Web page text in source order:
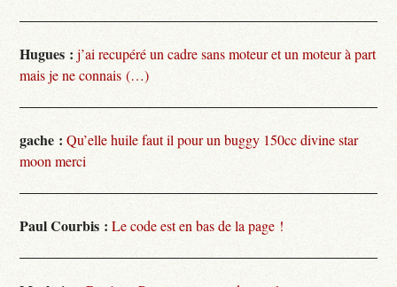
Hugues : j’ai recupéré un cadre sans moteur et un moteur à part
mais je ne connais (…)
gache : Qu’elle huile faut il pour un buggy 150cc divine star
moon merci
Paul Courbis : Le code est en bas de la page !